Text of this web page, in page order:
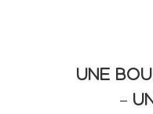
UNE
–